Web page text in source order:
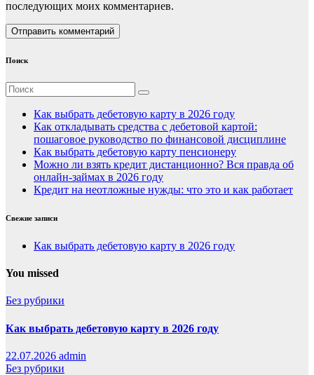
последующих моих комментариев.
Поиск
Как выбрать дебетовую карту в 2026 году
Как откладывать средства с дебетовой картой:
пошаговое руководство по финансовой дисциплине
Как выбрать дебетовую карту пенсионеру
Можно ли взять кредит дистанционно? Вся правда об
онлайн-займах в 2026 году
Кредит на неотложные нужды: что это и как работает
Свежие записи
Как выбрать дебетовую карту в 2026 году
You missed
Без рубрики
Как выбрать дебетовую карту в 2026 году
22.07.2026 admin
Без рубрики